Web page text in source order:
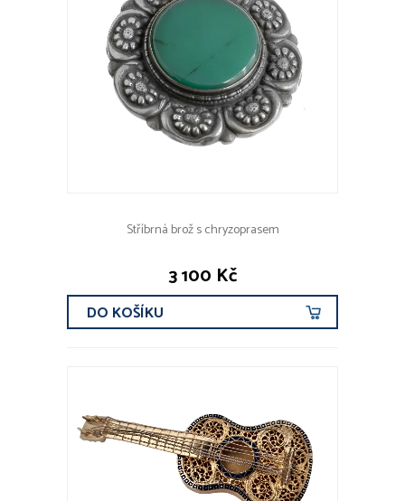
Stříbrná brož s chryzoprasem
3 100 Kč
DO KOŠÍKU